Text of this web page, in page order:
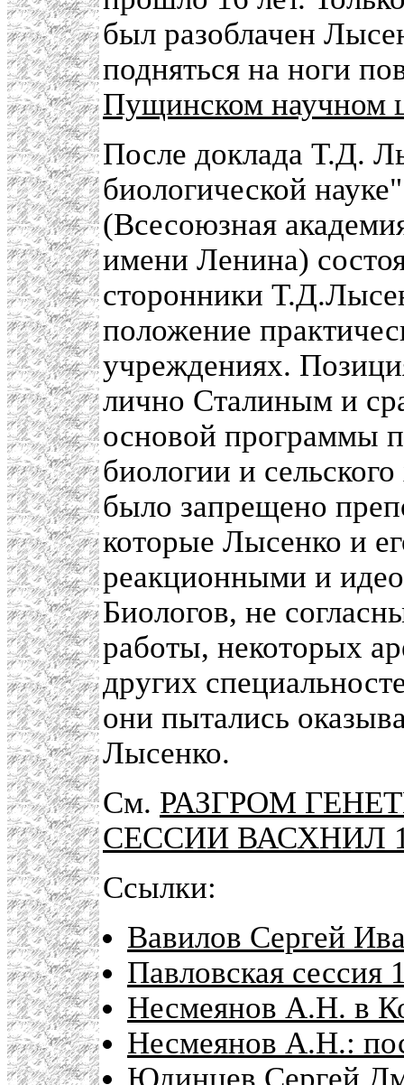
был разоблачен
подняться на ноги
Пущинском научном
После доклада Т.Д.
биологической
(Всесоюзная
имени Ленина)
сторонники
положение
учреждениях.
лично Сталиным и
основой программы
биологии и
было запрещено
которые Лысенко и
реакционными и
Биологов, не
работы, некоторых
других
они пытались
Лысенко.
См. РАЗГРОМ
СЕССИИ ВАСХНИЛ
Ссылки:
Вавилов Сергей
Павловская сессия
Несмеянов А.Н. в
Несмеянов А.Н.: